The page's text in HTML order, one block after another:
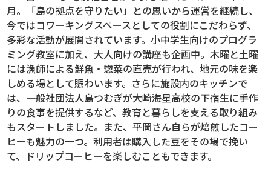
月。「島の拠点を守りたい」との思いから運営を継続し、
今ではコワーキングスペースとしての役割にこだわらず、
多彩な活動が展開されています。小中学生向けのプログラ
ミング教室に加え、大人向けの講座も企画中。木曜と土曜
には漁師による鮮魚・惣菜の直売が行われ、地元の味を楽
しめる場として賑わいます。さらに施設内のキッチンで
は、一般社団法人島つむぎが大崎海星高校の下宿生に手作
りの食事を提供するなど、教育と暮らしを支える取り組み
もスタートしました。また、平岡さん自らが焙煎したコー
ヒーも魅力の一つ。利用者は購入した豆をその場で挽い
て、ドリップコーヒーを楽しむこともできます。